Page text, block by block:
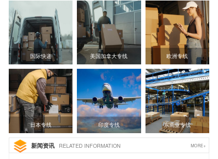
国际快递 美国加拿大专线 欧洲专线
日本专线 印度专线 东南亚专线
新闻资讯 RELATED INFORMATION MORE+